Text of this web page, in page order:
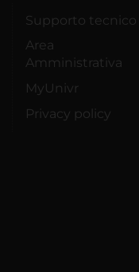
Supporto tecnico
Area
Amministrativa
MyUnivr
Privacy policy